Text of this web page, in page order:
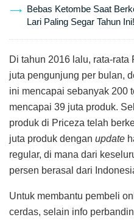
Bebas Ketombe Saat
Lari Paling Segar Tahun Ini!
Di tahun 2016 lalu, rata-
juta pengunjung per bulan,
ini mencapai sebanyak 200
mencapai 39 juta produk.
produk di Priceza telah
juta produk dengan update
regular, di mana dari
persen berasal dari
Untuk membantu pembeli
cerdas, selain info